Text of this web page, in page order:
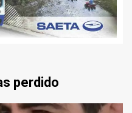
perdido